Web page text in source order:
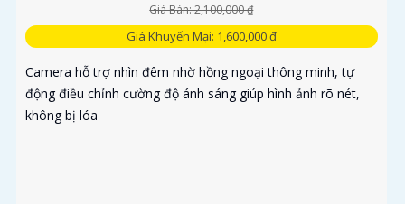
Giá Bán: 2,100,000 ₫
Giá Khuyến Mại: 1,600,000 ₫
Camera hỗ trợ nhìn đêm nhờ hồng ngoại thông minh, tự
động điều chỉnh cường độ ánh sáng giúp hình ảnh rõ nét,
không bị lóa